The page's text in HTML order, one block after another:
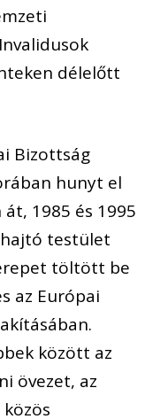
délelőtt
Bizottság
hunyt el
1985 és 1995
testület
töltött be
az Európai
között az
övezet, az